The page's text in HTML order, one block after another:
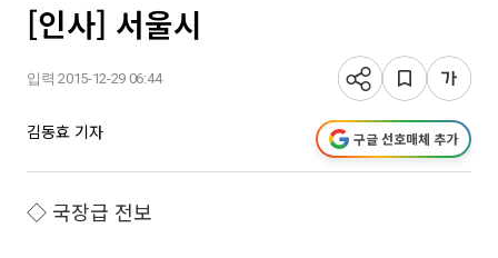
[인사] 서울시
입력 2015-12-29 06:44
김동효 기자 구글 선호매체 추가
◇ 국장급 전보